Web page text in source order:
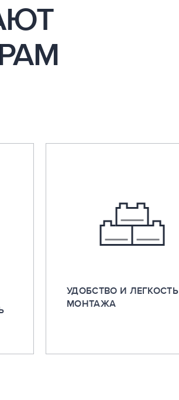
УДОБСТВО И ЛЕГКОСТЬ
МОНТАЖА